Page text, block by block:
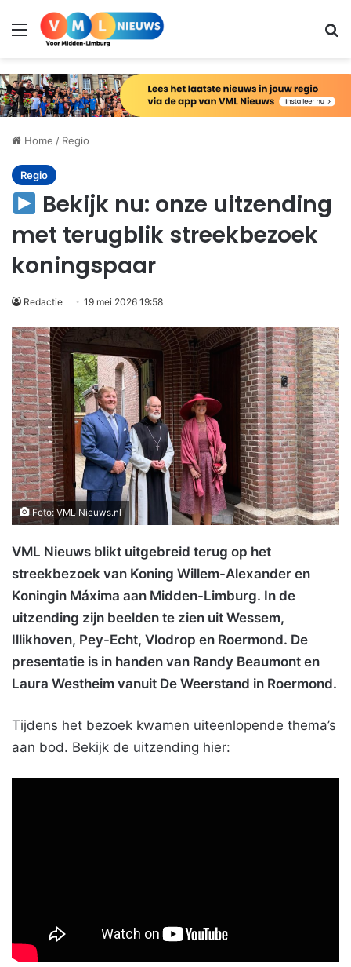
Menu
Home / Regio
Regio
Bekijk nu: onze uitzending
met terugblik streekbezoek
koningspaar
Redactie 19 mei 2026 19:58
Foto: VML Nieuws.nl
VML Nieuws blikt uitgebreid terug op het
streekbezoek van Koning Willem-Alexander en
Koningin Máxima aan Midden-Limburg. In de
uitzending zijn beelden te zien uit Wessem,
Illikhoven, Pey-Echt, Vlodrop en Roermond. De
presentatie is in handen van Randy Beaumont en
Laura Westheim vanuit De Weerstand in Roermond.
Tijdens het bezoek kwamen uiteenlopende thema’s
aan bod. Bekijk de uitzending hier: